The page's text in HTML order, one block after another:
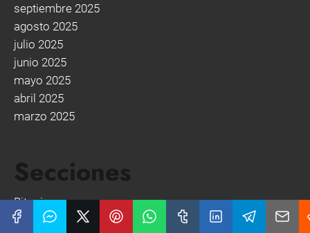
septiembre 2025
agosto 2025
julio 2025
junio 2025
mayo 2025
abril 2025
marzo 2025
Secciones
Bitcoin
Coin